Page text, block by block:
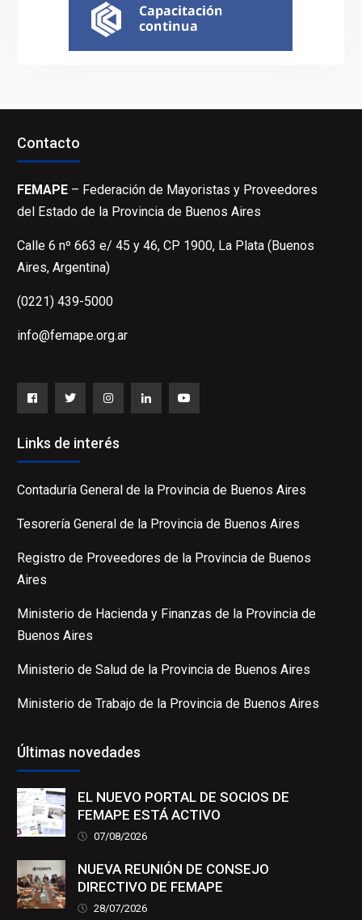
Contacto
FEMAPE – Federación de Mayoristas y Proveedores
del Estado de la Provincia de Buenos Aires
Calle 6 nº 663 e/ 45 y 46, CP 1900, La Plata (Buenos
Aires, Argentina)
(0221) 439-5000
info@femape.org.ar
Links de interés
Contaduría General de la Provincia de Buenos Aires
Tesorería General de la Provincia de Buenos Aires
Registro de Proveedores de la Provincia de Buenos
Aires
Ministerio de Hacienda y Finanzas de la Provincia de
Buenos Aires
Ministerio de Salud de la Provincia de Buenos Aires
Ministerio de Trabajo de la Provincia de Buenos Aires
Últimas novedades
EL NUEVO PORTAL DE SOCIOS DE
FEMAPE ESTÁ ACTIVO
07/08/2026
NUEVA REUNIÓN DE CONSEJO
DIRECTIVO DE FEMAPE
28/07/2026